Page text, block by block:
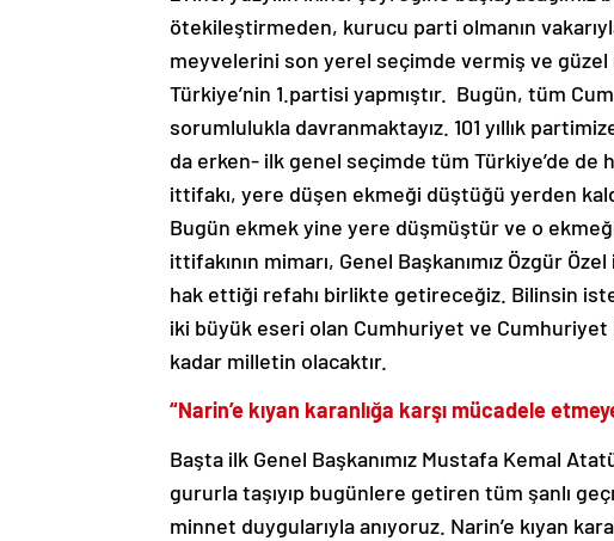
ötekileştirmeden, kurucu parti olmanın
meyvelerini son yerel seçimde vermiş ve güzel
Türkiye’nin 1.partisi yapmıştır. Bugün, tüm
sorumlulukla davranmaktayız. 101 yıllık
da erken- ilk genel seçimde tüm Türkiye’de de
ittifakı, yere düşen ekmeği düştüğü yerden
Bugün ekmek yine yere düşmüştür ve o
ittifakının mimarı, Genel Başkanımız Özgür
hak ettiği refahı birlikte getireceğiz. Bilinsin
iki büyük eseri olan Cumhuriyet ve
kadar milletin olacaktır.
“Narin’e kıyan karanlığa karşı mücadele
Başta ilk Genel Başkanımız Mustafa Kemal
gururla taşıyıp bugünlere getiren tüm şanlı
minnet duygularıyla anıyoruz. Narin’e kıyan